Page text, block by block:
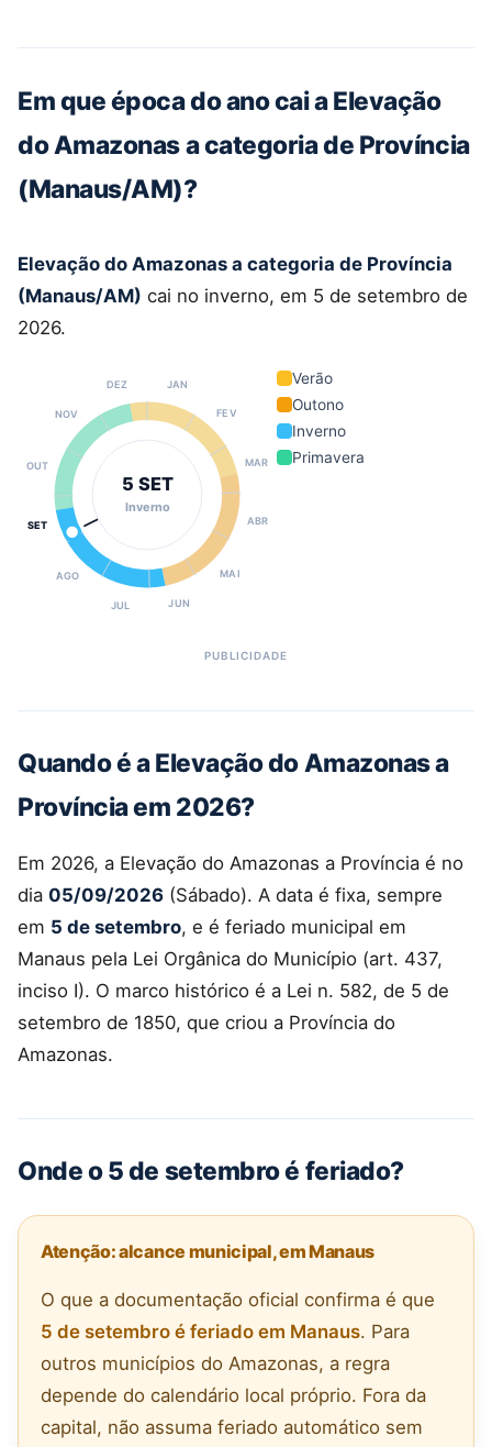
Em que época do ano cai a Elevação
do Amazonas a categoria de Província
(Manaus/AM)?
Elevação do Amazonas a categoria de Província
(Manaus/AM) cai no inverno, em 5 de setembro de
2026.
JAN
FEV
MAR
ABR
MAI
JUN
JUL
AGO
SET
OUT
NOV
DEZ
5 SET
Inverno
Verão
Outono
Inverno
Primavera
Quando é a Elevação do Amazonas a
Província em 2026?
Em 2026, a Elevação do Amazonas a Província é no
dia 05/09/2026 (Sábado). A data é fixa, sempre
em 5 de setembro, e é feriado municipal em
Manaus pela Lei Orgânica do Município (art. 437,
inciso I). O marco histórico é a Lei n. 582, de 5 de
setembro de 1850, que criou a Província do
Amazonas.
Onde o 5 de setembro é feriado?
Atenção: alcance municipal, em Manaus
O que a documentação oficial confirma é que
5 de setembro é feriado em Manaus. Para
outros municípios do Amazonas, a regra
depende do calendário local próprio. Fora da
capital, não assuma feriado automático sem